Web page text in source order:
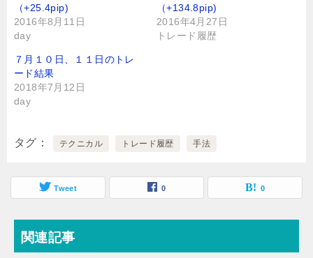
（+25.4pip)
2016年8月11日
day
（+134.8pip)
2016年4月27日
トレード履歴
７月１０日、１１日のトレ
ード結果
2018年7月12日
day
タグ テクニカル トレード履歴 手法
Tweet 0 0
関連記事